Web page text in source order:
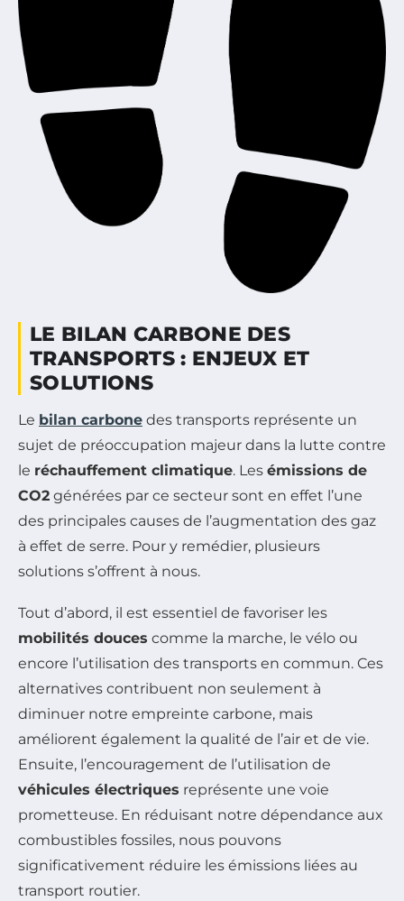
LE BILAN CARBONE DES
TRANSPORTS : ENJEUX ET
SOLUTIONS
Le bilan carbone des transports représente un
sujet de préoccupation majeur dans la lutte contre
le réchauffement climatique. Les émissions de
CO2 générées par ce secteur sont en effet l’une
des principales causes de l’augmentation des gaz
à effet de serre. Pour y remédier, plusieurs
solutions s’offrent à nous.
Tout d’abord, il est essentiel de favoriser les
mobilités douces comme la marche, le vélo ou
encore l’utilisation des transports en commun. Ces
alternatives contribuent non seulement à
diminuer notre empreinte carbone, mais
améliorent également la qualité de l’air et de vie.
Ensuite, l’encouragement de l’utilisation de
véhicules électriques représente une voie
prometteuse. En réduisant notre dépendance aux
combustibles fossiles, nous pouvons
significativement réduire les émissions liées au
transport routier.